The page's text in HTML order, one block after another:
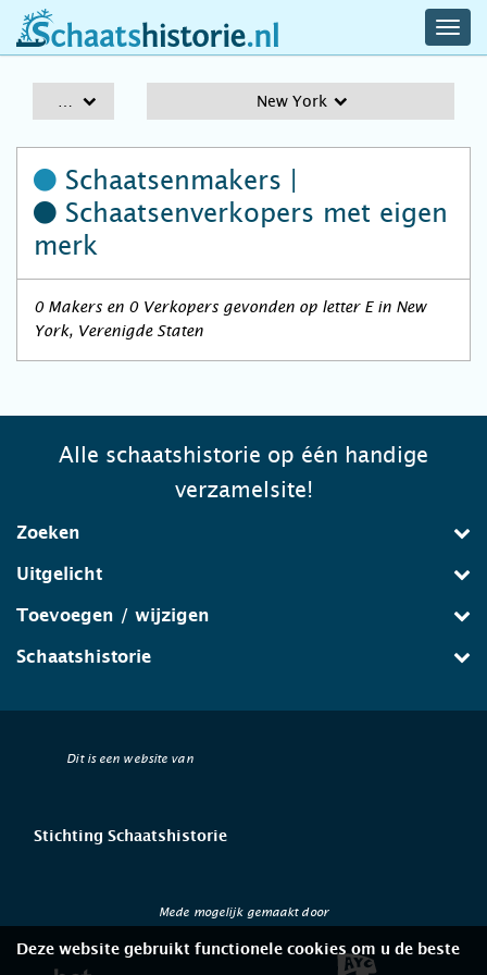
schaatshistorie.nl
New York
Schaatsenmakers |
Schaatsenverkopers met eigen
merk
0 Makers en 0 Verkopers gevonden op letter E in New
York, Verenigde Staten
Alle schaatshistorie op één handige
verzamelsite!
Zoeken
Uitgelicht
Toevoegen / wijzigen
Schaatshistorie
Dit is een website van
Stichting Schaatshistorie
Mede mogelijk gemaakt door
Deze website gebruikt functionele cookies om u de beste